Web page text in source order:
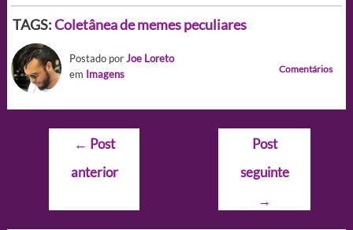
TAGS:Coletânea de memes peculiares
Postado porJoe Loreto
em Imagens Comentários
Navegação
Post
← Post
anterior
Post
seguinte
→